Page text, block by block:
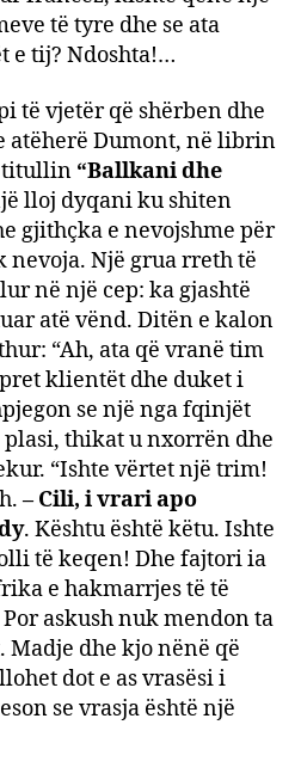
të tyre dhe se ata
e tij? Ndoshta!…
të vjetër që shërben dhe
atëherë Dumont, në librin
titullin “Ballkani dhe
lloj dyqani ku shiten
gjithçka e nevojshme për
nevoja. Një grua rreth të
në një cep: ka gjashtë
atë vënd. Ditën e kalon
“Ah, ata që vranë tim
klientët dhe duket i
se një nga fqinjët
thikat u nxorrën dhe
“Ishte vërtet një trim!
– Cili, i vrari apo
. Kështu është këtu. Ishte
të keqen! Dhe fajtori ia
e hakmarrjes të të
askush nuk mendon ta
dhe kjo nënë që
dot e as vrasësi i
se vrasja është një